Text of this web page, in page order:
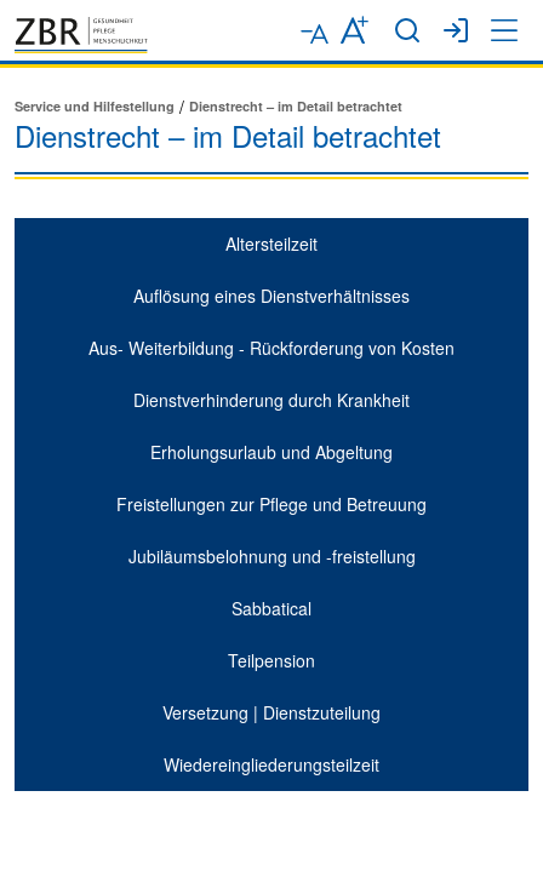
Service und Hilfestellung Dienstrecht – im Detail betrachtet
Dienstrecht – im Detail betrachtet
Altersteilzeit
Auflösung eines Dienstverhältnisses
Aus- Weiterbildung - Rückforderung von Kosten
Dienstverhinderung durch Krankheit
Erholungsurlaub und Abgeltung
Freistellungen zur Pflege und Betreuung
Jubiläumsbelohnung und -freistellung
Sabbatical
Teilpension
Versetzung | Dienstzuteilung
Wiedereingliederungsteilzeit